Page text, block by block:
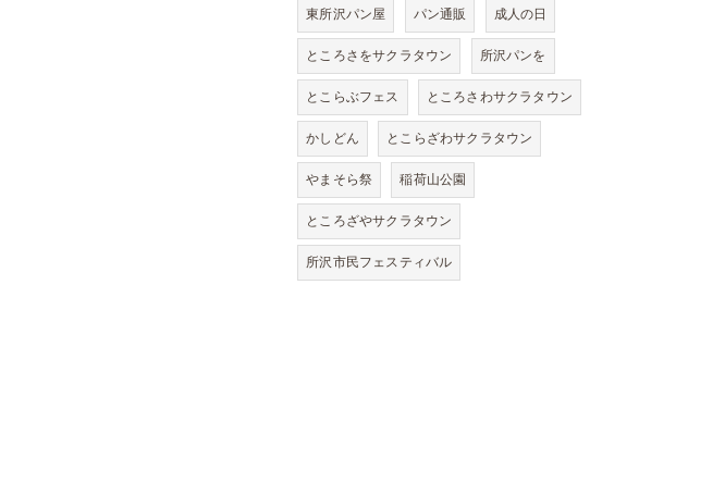
東所沢パン屋 パン通販 成人の日
ところさをサクラタウン 所沢パンを
とこらぶフェス ところさわサクラタウン
かしどん とこらざわサクラタウン
やまそら祭 稲荷山公園
ところざやサクラタウン
所沢市民フェスティバル